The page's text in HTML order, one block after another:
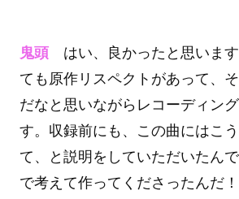
鬼頭はい、良かったと思います
ても原作リスペクトがあって、
だなと思いながらレコーディン
す。収録前にも、この曲にはこ
て、と説明をしていただいたん
で考えて作ってくださったんだ